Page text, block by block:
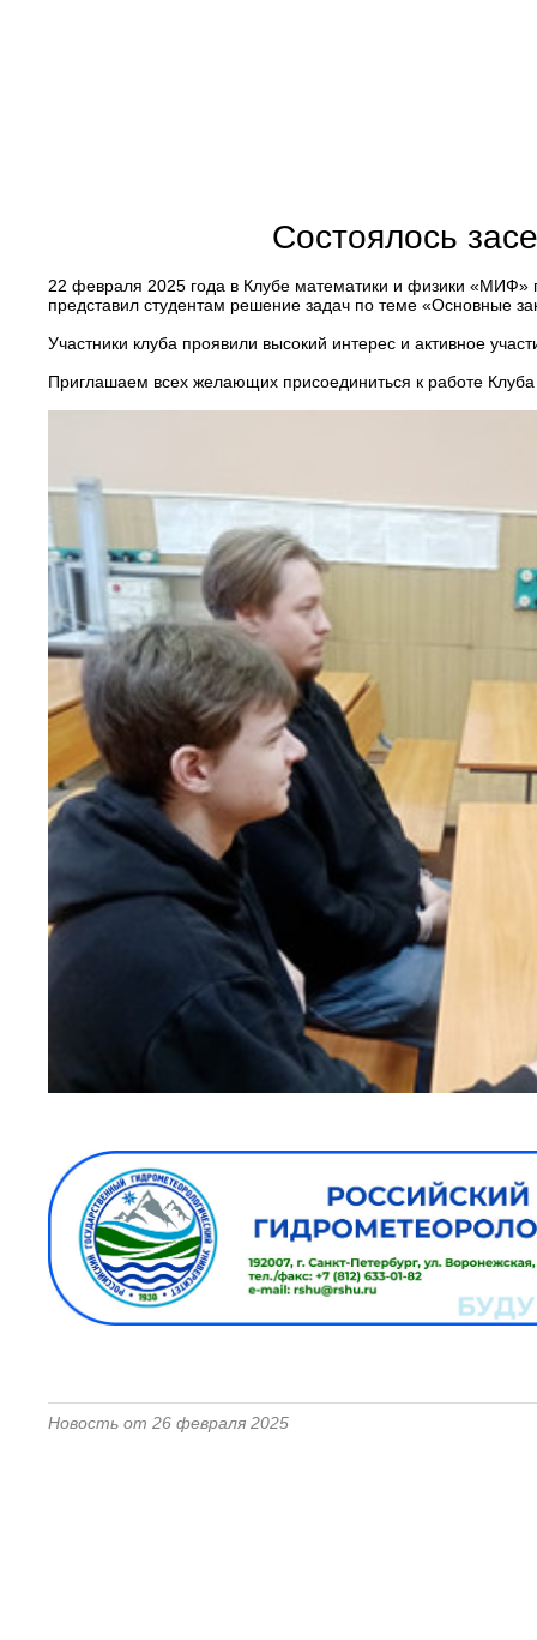
Состоялось
22 февраля 2025 года в Клубе математики и физики
представил студентам решение задач по теме «Основные
Участники клуба проявили высокий интерес и активное
Приглашаем всех желающих присоединиться к работе
Новость от 26 февраля 2025